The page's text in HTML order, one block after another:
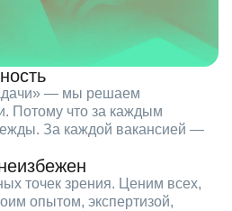
— мы решаем
Потому что за каждым
За каждой вакансией —
точек зрения. Ценим всех,
опытом, экспертизой,